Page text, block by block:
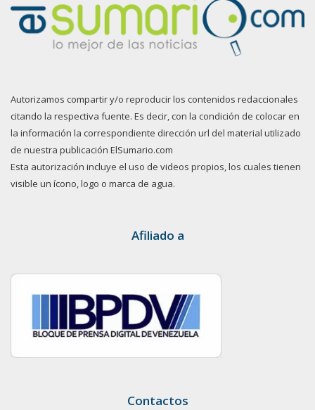
Autorizamos compartir y/o reproducir los contenidos redaccionales
citando la respectiva fuente. Es decir, con la condición de colocar en
la información la correspondiente dirección url del material utilizado
de nuestra publicación ElSumario.com
Esta autorización incluye el uso de videos propios, los cuales tienen
visible un ícono, logo o marca de agua.
Afiliado a
Contactos